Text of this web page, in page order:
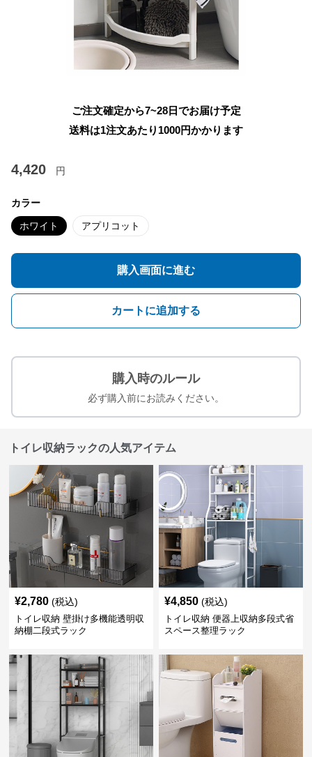
ご注文確定から7~28日でお届け予定
送料は1注文あたり 1000円かかります
4,420 円
カラー
ホワイト アプリコット
購入画面に進む
カートに追加する
購入時のルール
必ず購入前にお読みください。
トイレ収納ラックの人気アイテム
¥2,780 (税込)
トイレ収納 壁掛け多機能透明収
納棚二段式ラック
¥4,850 (税込)
トイレ収納 便器上収納多段式省
スペース整理ラック